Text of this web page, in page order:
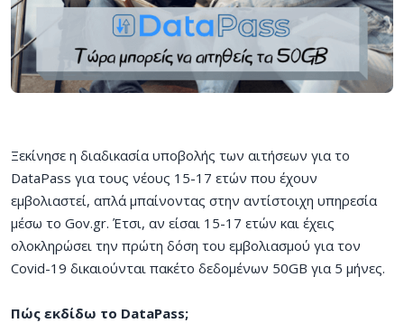
Ξεκίνησε η διαδικασία υποβολής των αιτήσεων για το
DataPass για τους νέους 15-17 ετών που έχουν
εμβολιαστεί, απλά μπαίνοντας στην αντίστοιχη υπηρεσία
μέσω το Gov.gr. Έτσι, αν είσαι 15-17 ετών και έχεις
ολοκληρώσει την πρώτη δόση του εμβολιασμού για τον
Covid-19 δικαιούνται πακέτο δεδομένων 50GB για 5 μήνες.
Πώς εκδίδω το DataPass;